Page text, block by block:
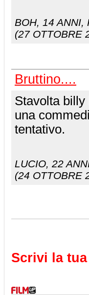
BOH, 14 ANNI,
(27 OTTOBRE
Bruttino....
Stavolta
una
tentativo.
LUCIO, 22
(24 OTTOBRE
Scrivi la